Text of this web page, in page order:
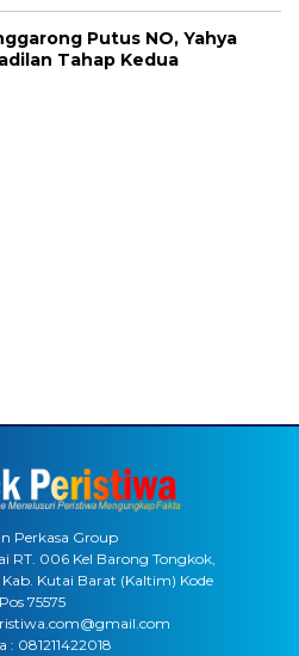
Putus NO, Yahya
Tahap Kedua
Perkasa Group
RT. 006 Kel Barong Tongkok,
Kutai Barat (Kaltim) Kode
Pos 75575
: 081211422018